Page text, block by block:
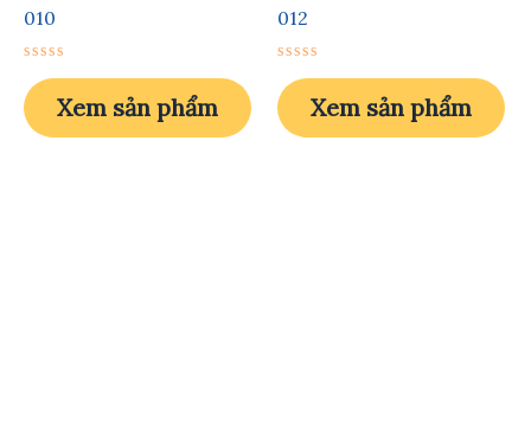
010
Được
xếp
hạng
0
5
Xem sản phẩm
012
Được
xếp
hạng
0
5
Xem sản phẩm